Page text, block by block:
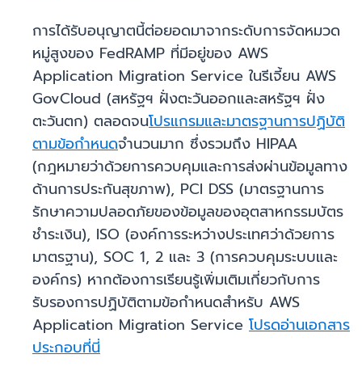
การได้รับอนุญาตนี้ต่อยอดมาจากระดับการจัดหมวด
หมู่สูงของ FedRAMP ที่มีอยู่ของ AWS
Application Migration Service ในรีเจี้ยน AWS
GovCloud (สหรัฐฯ ฝั่งตะวันออกและสหรัฐฯ ฝั่ง
ตะวันตก) ตลอดจนโปรแกรมและมาตรฐานการปฏิบัติ
ตามข้อกำหนดจำนวนมาก ซึ่งรวมถึง HIPAA
(กฎหมายว่าด้วยการควบคุมและการส่งผ่านข้อมูลทาง
ด้านการประกันสุขภาพ), PCI DSS (มาตรฐานการ
รักษาความปลอดภัยของข้อมูลของอุตสาหกรรมบัตร
ชำระเงิน), ISO (องค์การระหว่างประเทศว่าด้วยการ
มาตรฐาน), SOC 1, 2 และ 3 (การควบคุมระบบและ
องค์กร) หากต้องการเรียนรู้เพิ่มเติมเกี่ยวกับการ
รับรองการปฏิบัติตามข้อกำหนดสำหรับ AWS
Application Migration Service โปรดอ่านเอกสาร
ประกอบที่นี่